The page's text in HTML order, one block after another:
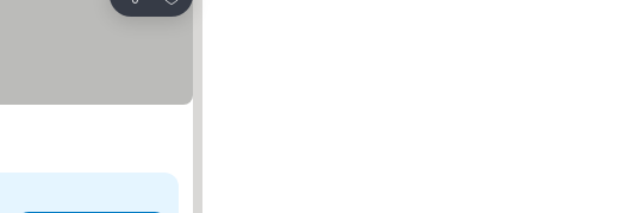
Compartir